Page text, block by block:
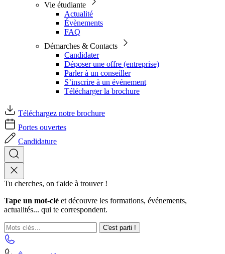
Vie étudiante
Actualité
Évènements
FAQ
Démarches & Contacts
Candidater
Déposer une offre (entreprise)
Parler à un conseiller
S’inscrire à un événement
Télécharger la brochure
Téléchargez notre brochure
Portes ouvertes
Candidature
Tu cherches, on t'aide à trouver !
Tape un mot-clé et découvre les formations, événements,
actualités... qui te correspondent.
C'est parti !